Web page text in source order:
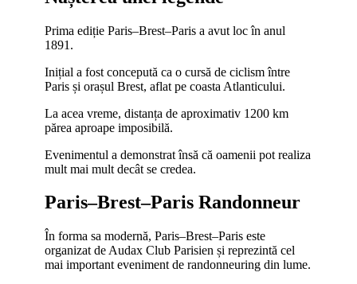
Prima ediție Paris–Brest–Paris a avut loc în anul
1891.
Inițial a fost concepută ca o cursă de ciclism între
Paris și orașul Brest, aflat pe coasta Atlanticului.
La acea vreme, distanța de aproximativ 1200 km
părea aproape imposibilă.
Evenimentul a demonstrat însă că oamenii pot realiza
mult mai mult decât se credea.
Paris–Brest–Paris Randonneur
În forma sa modernă, Paris–Brest–Paris este
organizat de Audax Club Parisien și reprezintă cel
mai important eveniment de randonneuring din lume.